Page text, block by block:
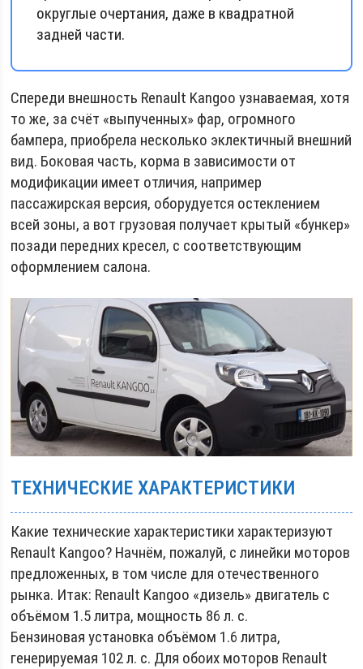
округлые очертания, даже в квадратной
задней части.
Спереди внешность Renault Kangoo узнаваемая, хотя
то же, за счёт «выпученных» фар, огромного
бампера, приобрела несколько эклектичный внешний
вид. Боковая часть, корма в зависимости от
модификации имеет отличия, например
пассажирская версия, оборудуется остеклением
всей зоны, а вот грузовая получает крытый «бункер»
позади передних кресел, с соответствующим
оформлением салона.
ТЕХНИЧЕСКИЕ ХАРАКТЕРИСТИКИ
Какие технические характеристики характеризуют
Renault Kangoo? Начнём, пожалуй, с линейки моторов
предложенных, в том числе для отечественного
рынка. Итак: Renault Kangoo «дизель» двигатель с
объёмом 1.5 литра, мощность 86 л. с.
Бензиновая установка объёмом 1.6 литра,
генерируемая 102 л. с. Для обоих моторов Renault